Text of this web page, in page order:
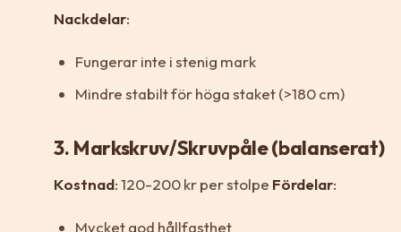
Nackdelar:
Fungerar inte i stenig mark
Mindre stabilt för höga staket (>180 cm)
3. Markskruv/Skruvpåle (balanserat)
Kostnad: 120-200 kr per stolpe Fördelar:
Mycket god hållfasthet